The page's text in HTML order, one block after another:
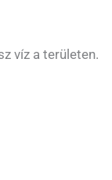
víz a területen.